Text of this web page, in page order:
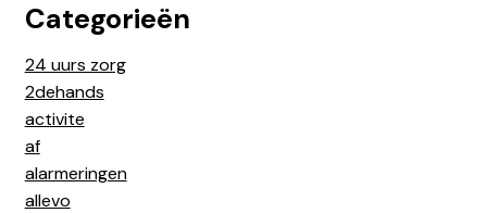
Categorieën
24 uurs zorg
2dehands
activite
af
alarmeringen
allevo